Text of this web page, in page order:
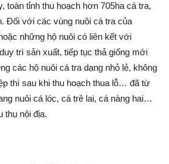
toàn tỉnh thu hoạch hơn 705ha cá tra,
Đối với các vùng nuôi cá tra của
những hộ nuôi có liên kết với
trì sản xuất, tiếp tục thả giống mới
các hộ nuôi cá tra dạng nhỏ lẻ, không
thì sau khi thu hoạch thua lỗ… đã từ
nuôi cá lóc, cá trê lai, cá nàng hai…
thụ nội địa.